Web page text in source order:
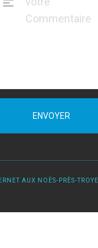
ENVOYER
AUX NOËS-PRÈS-